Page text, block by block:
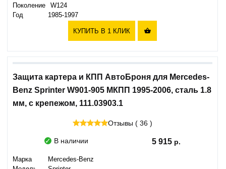
Поколение
W124
Год
1985-1997
КУПИТЬ В 1 КЛИК 
Защита картера и КПП АвтоБроня для Mercedes-
Benz Sprinter W901-905 МКПП 1995-2006, сталь 1.8
мм, с крепежом, 111.03903.1
Отзывы ( 36 )
В наличии 5 915
Марка
Mercedes-Benz